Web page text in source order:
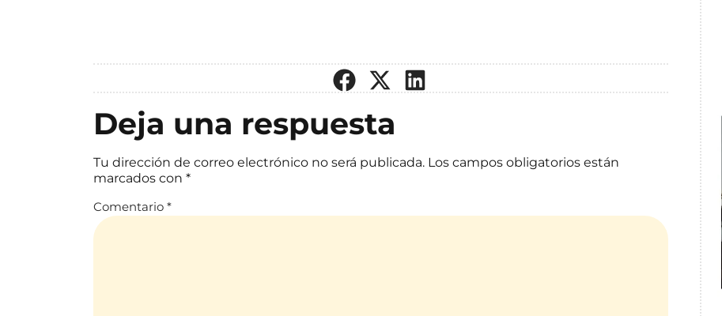
Deja una respuesta
Tu dirección de correo electrónico no será publicada. Los campos obligatorios están
marcados con *
Comentario *